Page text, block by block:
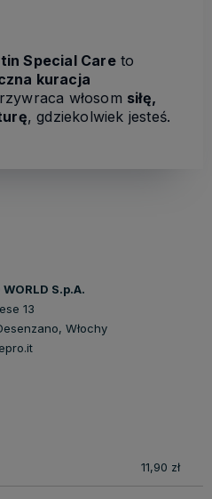
Special Careto
kuracja
włosom siłę,
, gdziekolwiek jesteś.
WORLD S.p.A.
13
Włochy
11,90 zł